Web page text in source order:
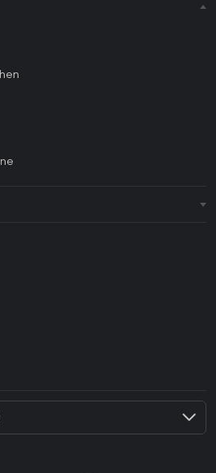
CD Key?
Games CD Key?
CD Key?
Connect CD Key?